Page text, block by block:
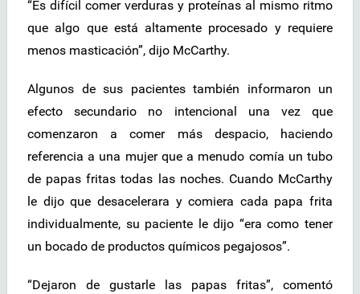
“Es difícil comer verduras y proteínas al mismo ritmo
que algo que está altamente procesado y requiere
menos masticación”, dijo McCarthy.
Algunos de sus pacientes también informaron un
efecto secundario no intencional una vez que
comenzaron a comer más despacio, haciendo
referencia a una mujer que a menudo comía un tubo
de papas fritas todas las noches. Cuando McCarthy
le dijo que desacelerara y comiera cada papa frita
individualmente, su paciente le dijo “era como tener
un bocado de productos químicos pegajosos”.
“Dejaron de gustarle las papas fritas”, comentó